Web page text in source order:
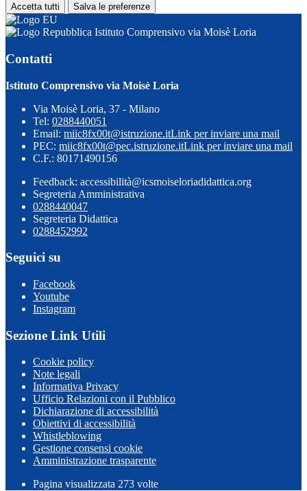
Accetta tutti Salva le preferenze
Istituto Comprensivo via Moisè Loria
Contatti
Istituto Comprensivo via Moisè Loria
Via Moisè Loria, 37 - Milano
Tel: 0288440051
Email: miic8fx00t@istruzione.itLink per inviare una mail
PEC: miic8fx00t@pec.istruzione.itLink per inviare una mail
C.F.: 80171490156
Feedback: accessibilità@icsmoiseloriadidattica.org
Segreteria Amministrativa
0288440047
Segreteria Didattica
0288452992
Seguici su
Facebook
Youtube
Instagram
Sezione Link Utili
Cookie policy
Note legali
Informativa Privacy
Ufficio Relazioni con il Pubblico
Dichiarazione di accessibilità
Obiettivi di accessibilità
Whistleblowing
Gestione consensi cookie
Amministrazione trasparente
Pagina visualizzata 273 volte